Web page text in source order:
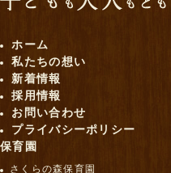
ホーム
私たちの想い
新着情報
採用情報
お問い合わせ
プライバシーポリシー
保育園
さくらの森保育園